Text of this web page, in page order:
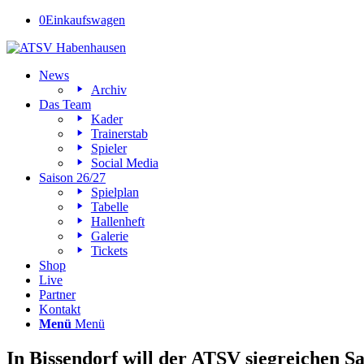
0Einkaufswagen
News
Archiv
Das Team
Kader
Trainerstab
Spieler
Social Media
Saison 26/27
Spielplan
Tabelle
Hallenheft
Galerie
Tickets
Shop
Live
Partner
Kontakt
Menü Menü
In Bissendorf will der ATSV siegreichen